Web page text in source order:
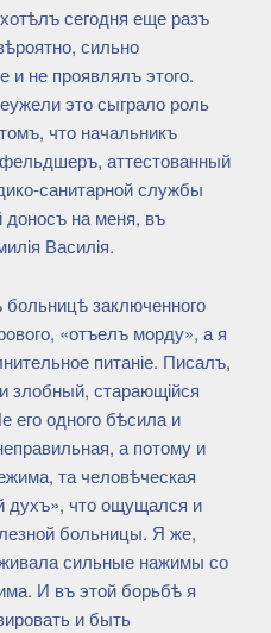
сегодня еще разъ
сильно
и не проявлялъ этого.
это сыграло роль
что начальникъ
аттестованный
санитарной службы
на меня, въ
Василія.
заключенного
«отъелъ морду», а я
питаніе. Писалъ,
злобный, старающійся
его одного бѣсила и
а потому и
та человѣческая
духъ», что ощущался и
больницы. Я же,
сильные нажимы со
И въ этой борьбѣ я
и быть